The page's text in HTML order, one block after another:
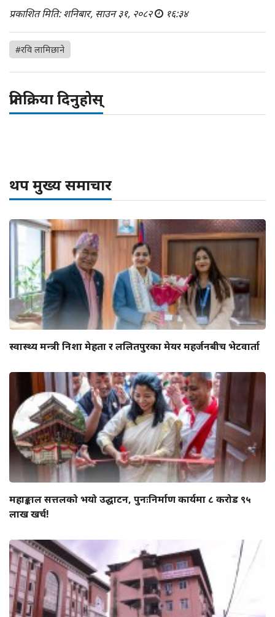
प्रकाशित मिति: शनिबार, साउन ३१, २०८२ १६:३४
#रवि लामिछाने
प्रतिक्रिया दिनुहोस्
थप मुख्य समाचार
स्वास्थ्य मन्त्री निशा मेहता र ललितपुरका मेयर महर्जनबीच भेटवार्ता
महाङ्काल सत्तलको भयो उद्घाटन, पुनःनिर्माण कार्यमा ८ करोड ९५
लाख खर्च!